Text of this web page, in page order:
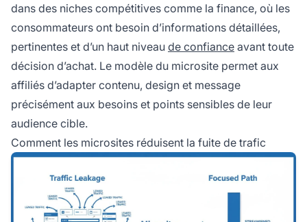
dans des niches compétitives comme la finance, où les
consommateurs ont besoin d’informations détaillées,
pertinentes et d’un haut niveau de confiance avant toute
décision d’achat. Le modèle du microsite permet aux
affiliés d’adapter contenu, design et message
précisément aux besoins et points sensibles de leur
audience cible.
Comment les microsites réduisent la fuite de trafic